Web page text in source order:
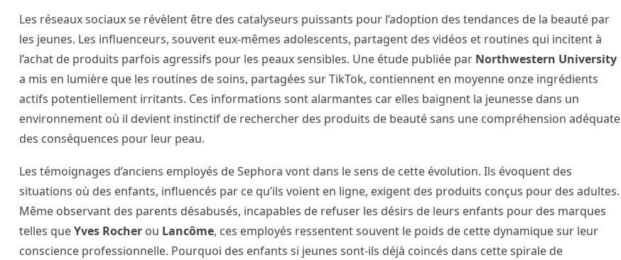
Les réseaux sociaux se révèlent être des catalyseurs puissants pour l’adoption des tendances de la beauté par
les jeunes. Les influenceurs, souvent eux-mêmes adolescents, partagent des vidéos et routines qui incitent à
l’achat de produits parfois agressifs pour les peaux sensibles. Une étude publiée par Northwestern University
a mis en lumière que les routines de soins, partagées sur TikTok, contiennent en moyenne onze ingrédients
actifs potentiellement irritants. Ces informations sont alarmantes car elles baignent la jeunesse dans un
environnement où il devient instinctif de rechercher des produits de beauté sans une compréhension adéquate
des conséquences pour leur peau.
Les témoignages d’anciens employés de Sephora vont dans le sens de cette évolution. Ils évoquent des
situations où des enfants, influencés par ce qu’ils voient en ligne, exigent des produits conçus pour des adultes.
Même observant des parents désabusés, incapables de refuser les désirs de leurs enfants pour des marques
telles queYves Rocher ou Lancôme, ces employés ressentent souvent le poids de cette dynamique sur leur
conscience professionnelle. Pourquoi des enfants si jeunes sont-ils déjà coincés dans cette spirale de